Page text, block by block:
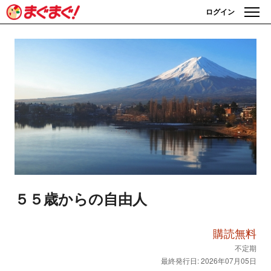
ログイン
５５歳からの自由人
購読無料
不定期
最終発行日: 2026年07月05日